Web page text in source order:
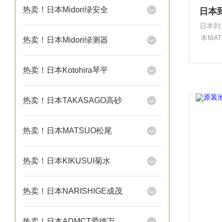
热卖！日本Midori绿安全
热卖！日本Midori绿测器
热卖！日本Kotohira琴平
热卖！日本TAKASAGO高砂
热卖！日本MATSUO松尾
热卖！日本KIKUSUI菊水
热卖！日本NARISHIGE成茂
日本
本
汽车